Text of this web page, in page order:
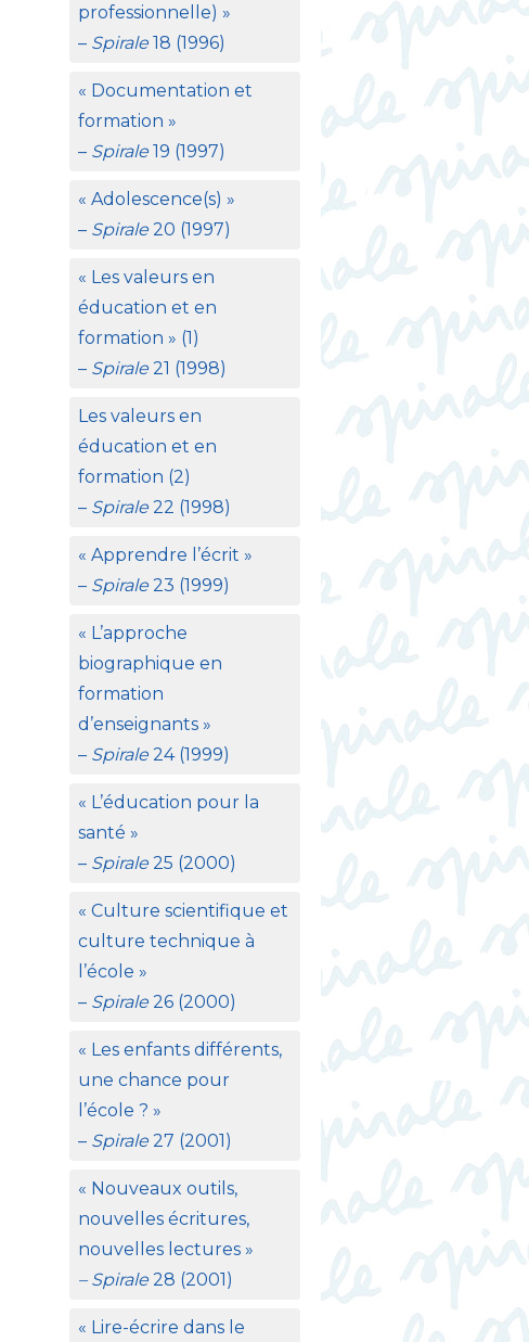
professionnelle) »
– Spirale18 (1996)
« Documentation et
formation »
– Spirale19 (1997)
« Adolescence(s) »
– Spirale20 (1997)
« Les valeurs en
éducation et en
formation » (1)
– Spirale21 (1998)
Les valeurs en
éducation et en
formation (2)
– Spirale22 (1998)
« Apprendre l’écrit »
– Spirale23 (1999)
« L’approche
biographique en
formation
d’enseignants »
– Spirale24 (1999)
« L’éducation pour la
santé »
– Spirale25 (2000)
« Culture scientifique et
culture technique à
l’école »
– Spirale26 (2000)
« Les enfants différents,
une chance pour
l’école ? »
– Spirale27 (2001)
« Nouveaux outils,
nouvelles écritures,
nouvelles lectures »
– Spirale28 (2001)
« Lire-écrire dans le